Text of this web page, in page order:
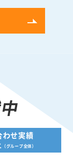
わせ実績
（グループ全体）